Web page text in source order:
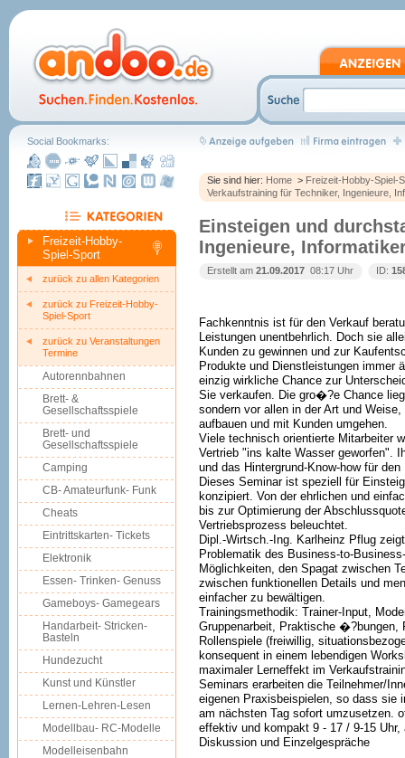
Sie sind hier: Home > Freizeit-Hobby-Spiel-
Verkaufstraining für Techniker, Ingenieure,
Einsteigen und
Ingenieure,
Erstellt am 21.09.2017  08:17 Uhr ID:
Fachkenntnis ist für den Verkauf
Leistungen unentbehrlich. Doch sie
Kunden zu gewinnen und zur
Produkte und Dienstleistungen immer
einzig wirkliche Chance zur
Sie verkaufen. Die gro�?e Chance
sondern vor allen in der Art und
aufbauen und mit Kunden umgehen.
Viele technisch orientierte Mitarbeiter
Vertrieb "ins kalte Wasser geworfen".
und das Hintergrund-Know-how für
Dieses Seminar ist speziell für
konzipiert. Von der ehrlichen und
bis zur Optimierung der
Vertriebsprozess beleuchtet.
Dipl.-Wirtsch.-Ing. Karlheinz Pflug
Problematik des Business-to-
Möglichkeiten, den Spagat zwischen
zwischen funktionellen Details und
einfacher zu bewältigen.
Trainingsmethodik: Trainer-Input,
Gruppenarbeit, Praktische �?bungen,
Rollenspiele (freiwillig,
konsequent in einem lebendigen
maximaler Lerneffekt im
Seminars erarbeiten die Teilnehmer/
eigenen Praxisbeispielen, so dass sie
am nächsten Tag sofort umzusetzen.
effektiv und kompakt 9 - 17 / 9-15
Diskussion und Einzelgespräche
Social Bookmarks:
Freizeit-Hobby-
Spiel-Sport
zurück zu allen Kategorien
zurück zu Freizeit-Hobby-
Spiel-Sport
zurück zu Veranstaltungen
Termine
Autorennbahnen
Brett- &
Gesellschaftsspiele
Brett- und
Gesellschaftsspiele
Camping
CB- Amateurfunk- Funk
Cheats
Eintrittskarten- Tickets
Elektronik
Essen- Trinken- Genuss
Gameboys- Gamegears
Handarbeit- Stricken-
Basteln
Hundezucht
Kunst und Künstler
Lernen-Lehren-Lesen
Modellbau- RC-Modelle
Modelleisenbahn